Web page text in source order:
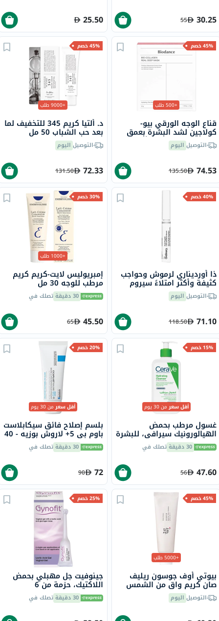
30.25
55
25.50
45% خصم
+500 طلب
قناع الوجه الورقي بيو-
كولاجين لشد البشرة بعمق
بيودانس، 34 جم - 4 أقنعة
التوصيل اليوم
74.53
135.50
45% خصم
+9000 طلب
د. ألتيا كريم 345 للتخفيف لما
بعد حب الشباب 50 مل
التوصيل اليوم
72.33
131.50
40% خصم
ذا أورديناري لرموش وحواجب
كثيفة وأكثر امتلاءً سيروم
الرموش والحواجب متعدد
الببتيدات، 5 مل
التوصيل اليوم
71.10
118.50
30% خصم
+1000 طلب
إمبريوليس لايت-كريم كريم
مرطب للوجه 30 مل
30 دقيقة تصلك في
45.50
65
15% خصم
أقل سعرمن 30 يوم
غسول مرطب بحمض
الهيالورونيك سيرافي، للبشرة
العادية إلى الجافة، 236 مل
30 دقيقة تصلك في
47.60
56
20% خصم
أقل سعرمن 30 يوم
بلسم إصلاح فائق سيكابلاست
باوم بي 5+ لاروش بوزيه - 40
مل 30 دقيقة تصلك في
72
90
45% خصم
+5000 طلب
بيوتي أوف جوسون ريليف
صان كريم واقٍ من الشمس
عضوي بلأرز والبروبيوتيك
التوصيل اليوم
25% خصم
جينوفيت جل مهبلي بحمض
اللاكتيك، حزمة من 6
30 دقيقة تصلك في